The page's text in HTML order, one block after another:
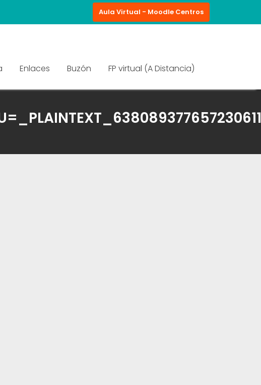
Aula Virtual - Moodle Centros
Enlaces Buzón FP virtual (A Distancia)